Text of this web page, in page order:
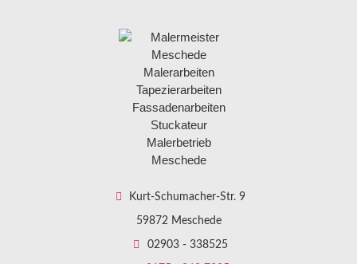
Kurt-Schumacher-Str. 9
59872 Meschede
02903 - 338525